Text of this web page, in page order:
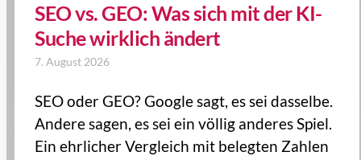
SEO vs. GEO: Was sich mit der KI-
Suche wirklich ändert
7. August 2026
SEO oder GEO? Google sagt, es sei dasselbe.
Andere sagen, es sei ein völlig anderes Spiel.
Ein ehrlicher Vergleich mit belegten Zahlen